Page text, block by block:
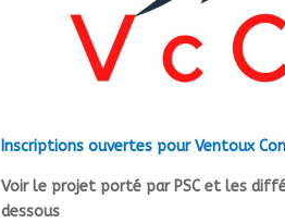
Inscriptions ouvertes pour Ventoux
Voir le projet porté par PSC et les
dessous